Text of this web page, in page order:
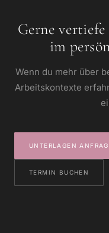
Gerne
im
Wenn du mehr über
Arbeitskontexte
UNTERLAGEN
TERMIN BUCHEN